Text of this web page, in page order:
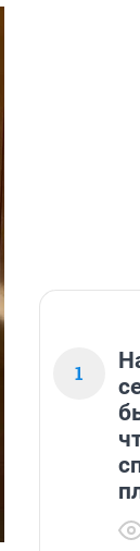
1